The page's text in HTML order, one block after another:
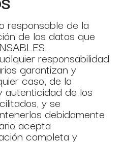
responsable de la
de los datos que
responsabilidad
garantizan y
caso, de la
autenticidad de los
y se
debidamente
acepta
completa y